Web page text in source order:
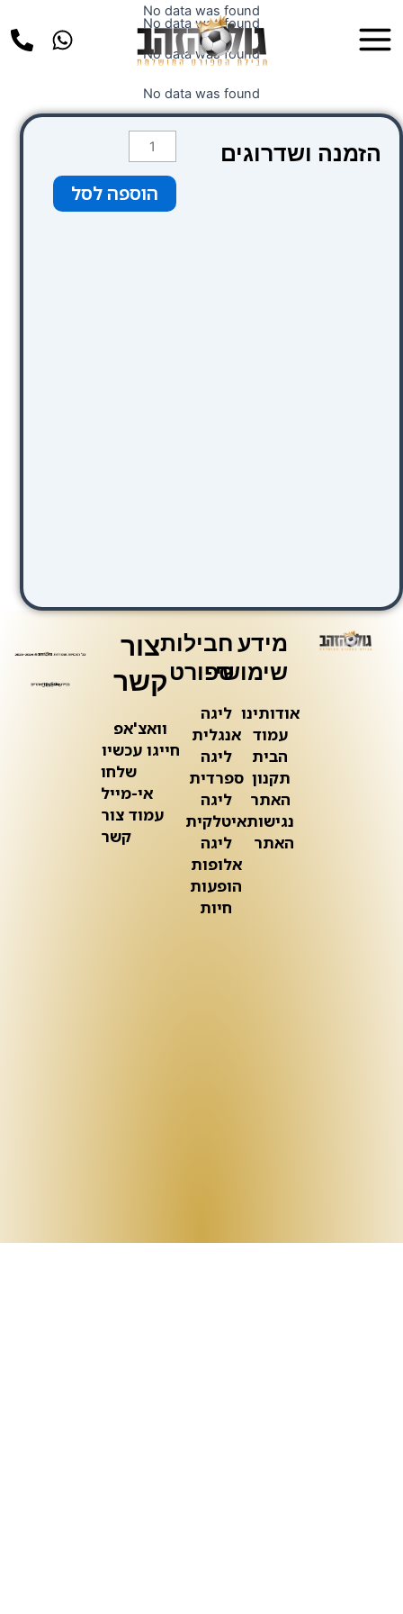
לתוכן
Menu
No data was found
No data was found
No data was found
No data was found
הזמנה ושדרוגים
כמות
של
כבודה
עד
הוספה לסל
מידע
שימושי
אודותינו
עמוד
הבית
תקנון
האתר
נגישות
האתר
חבילות
ספורט
ליגה
אנגלית
ליגה
ספרדית
ליגה
איטלקית
ליגה
אלופות
הופעות
חיות
צור
קשר
וואצ'אפ
חייגו עכשיו
שלחו
אי-מייל
עמוד צור
קשר